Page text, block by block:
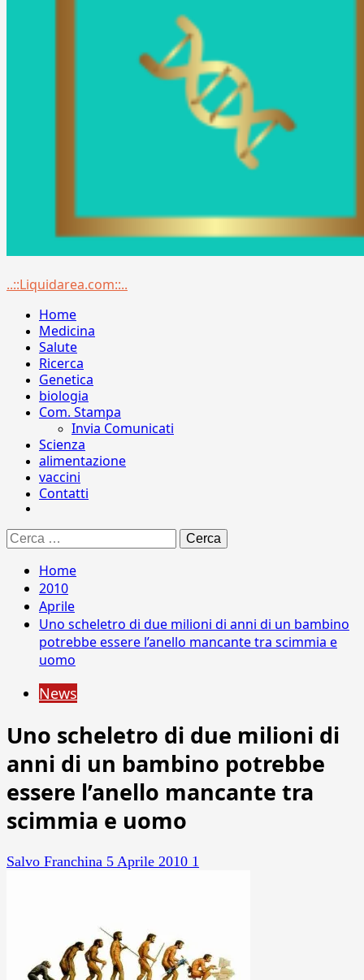
Menu
..::Liquidarea.com::..
Home
Medicina
Salute
Ricerca
Genetica
biologia
Com. Stampa
Invia Comunicati
Scienza
alimentazione
vaccini
Contatti
Ricerca
per:
Home
2010
Aprile
Uno scheletro di due milioni di anni di un bambino
potrebbe essere l’anello mancante tra scimmia e
uomo
News
Uno scheletro di due milioni di
anni di un bambino potrebbe
essere l’anello mancante tra
scimmia e uomo
Salvo Franchina 5 Aprile 2010 1